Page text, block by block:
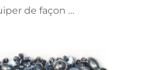
de façon …